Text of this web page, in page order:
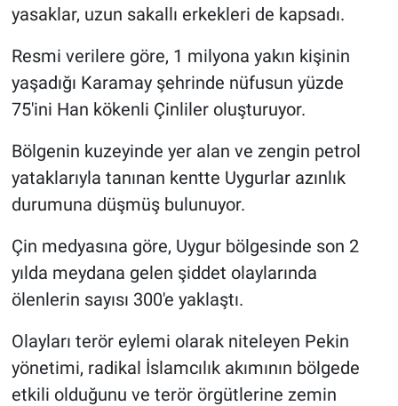
yasaklar, uzun sakallı erkekleri de kapsadı.
Resmi verilere göre, 1 milyona yakın kişinin
yaşadığı Karamay şehrinde nüfusun yüzde
75'ini Han kökenli Çinliler oluşturuyor.
Bölgenin kuzeyinde yer alan ve zengin petrol
yataklarıyla tanınan kentte Uygurlar azınlık
durumuna düşmüş bulunuyor.
Çin medyasına göre, Uygur bölgesinde son 2
yılda meydana gelen şiddet olaylarında
ölenlerin sayısı 300'e yaklaştı.
Olayları terör eylemi olarak niteleyen Pekin
yönetimi, radikal İslamcılık akımının bölgede
etkili olduğunu ve terör örgütlerine zemin